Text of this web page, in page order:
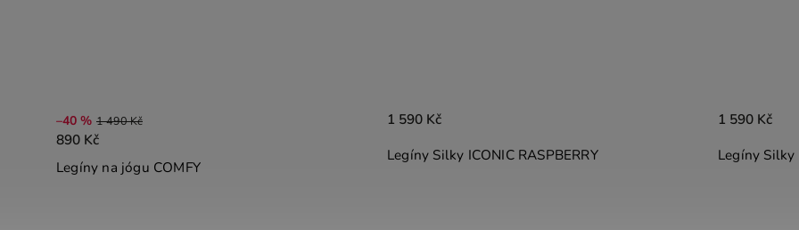
1 590 Kč
Legíny Silky ICONIC VANILLA
1 590 Kč
Legíny
1 590 Kč